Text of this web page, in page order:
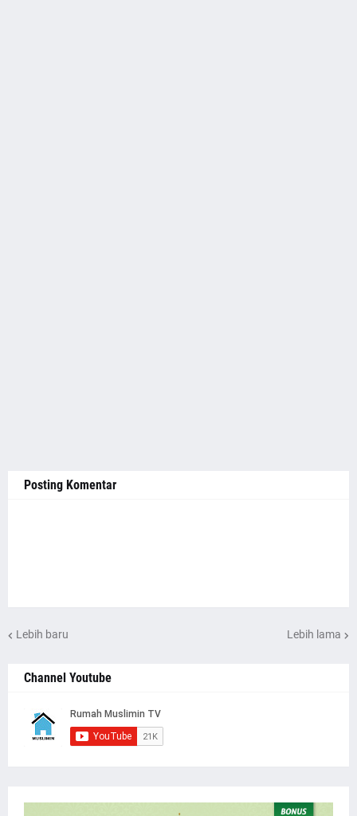
Posting Komentar
Lebih baru Lebih lama
Channel Youtube